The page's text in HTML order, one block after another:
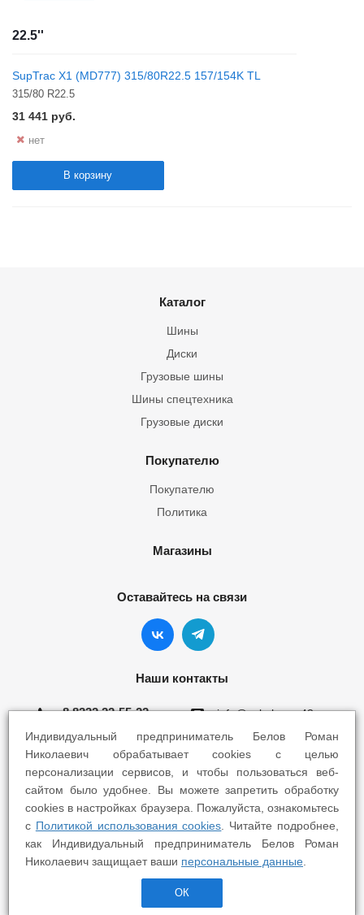
22.5''
SupTrac X1 (MD777) 315/80R22.5 157/154K TL
315/80 R22.5
31 441 руб.
нет
В корзину
Каталог
Шины
Грузовые шины
Шины спецтехника
Диски
Грузовые диски
Покупателю
Покупателю
Политика
Магазины
Оставайтесь на связи
Наши контакты
8 8332 22-55-22 info@yokohama43.ru
Киров, ул. Ломоносова 5Б
Киров, ул. Профсоюзная 7А
2025 © Yokohama Киров - Шины Диски Сервис
Индивидуальный предприниматель Белов Роман
Николаевич обрабатывает cookies с целью
персонализации сервисов, и чтобы пользоваться веб-
сайтом было удобнее. Вы можете запретить обработку
cookies в настройках браузера. Пожалуйста, ознакомьтесь
с Политикой использования cookies . Читайте подробнее,
как Индивидуальный предприниматель Белов Роман
Николаевич защищает ваши персональные данные
ОК